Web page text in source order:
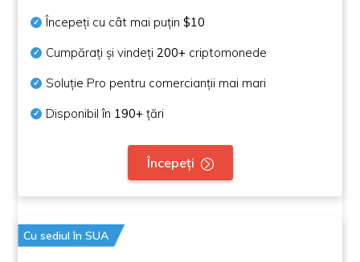
Începeți cu cât mai puțin$10
Cumpărați și vindeți200+ criptomonede
Soluție Pro pentru comercianții mai mari
Disponibil în 190+ țări
Începeți
Cu sediul în SUA